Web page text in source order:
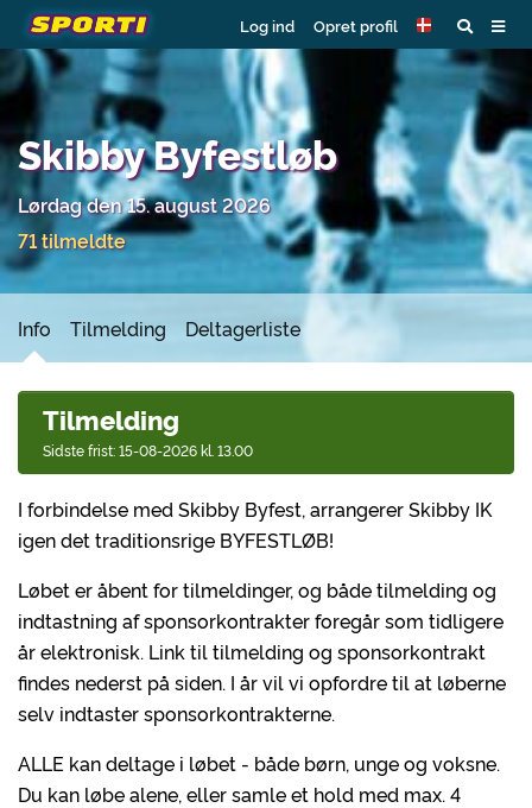
Log ind Opret profil
Skibby Byfestløb
Lørdag den 15. august 2026
71 tilmeldte
Info Tilmelding Deltagerliste
I forbindelse med Skibby Byfest, arrangererSkibby IK
igen det traditionsrige BYFESTLØB!
Løbet er åbent for tilmeldinger, og både tilmelding og
indtastning af sponsorkontrakter foregår som tidligere
år elektronisk. Link til tilmelding og sponsorkontrakt
findes nederst på siden. I år vil vi opfordre til at løberne
selv indtaster sponsorkontrakterne.
ALLE kan deltage i løbet - både børn, unge og voksne.
Du kan løbe alene, eller samle et hold med max. 4
Tilmelding
Sidste frist: 15-08-2026 kl. 13.00